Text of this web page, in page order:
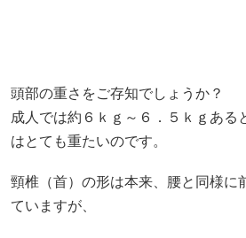
成人では約６ｋｇ～６．５ｋｇある
はとても重たいのです。
頸椎（首）の形は本来、腰と同様に
ていますが、
うつむいたままでの長時間のス